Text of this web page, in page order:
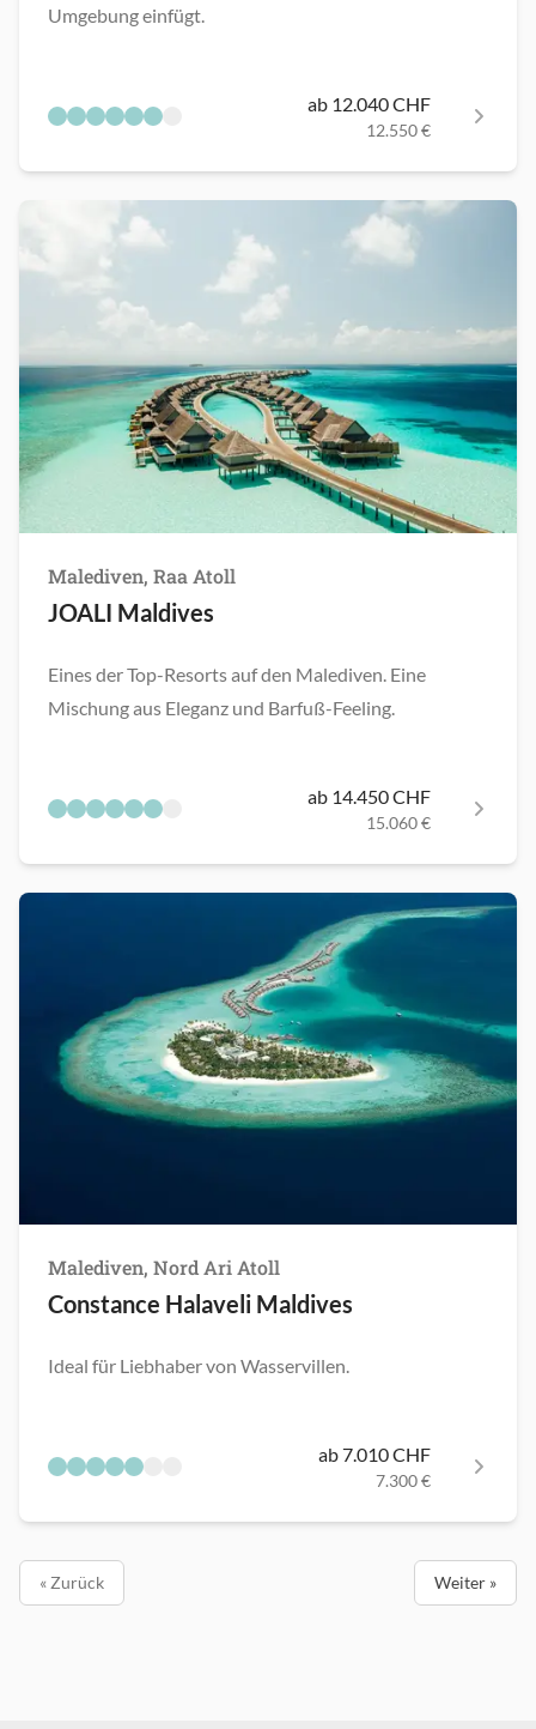
Umgebung einfügt.
ab 12.040 CHF
12.550 €
Malediven, Raa Atoll
JOALI Maldives
Eines der Top-Resorts auf den Malediven. Eine
Mischung aus Eleganz und Barfuß-Feeling.
ab 14.450 CHF
15.060 €
Malediven, Nord Ari Atoll
Constance Halaveli Maldives
Ideal für Liebhaber von Wasservillen.
ab 7.010 CHF
7.300 €
« Zurück Weiter »